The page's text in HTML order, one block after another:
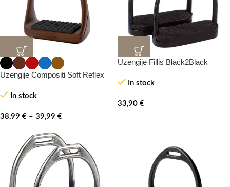
Uzengije Compositi Soft Reflex
In stock
38,99 € – 39,99 €
Uzengije Fillis Black2Black
In stock
33,90 €